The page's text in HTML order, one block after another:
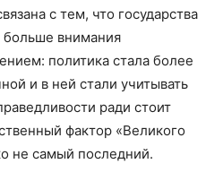
с тем, что государства
больше внимания
политика стала более
и в ней стали учитывать
ради стоит
фактор «Великого
не самый последний.